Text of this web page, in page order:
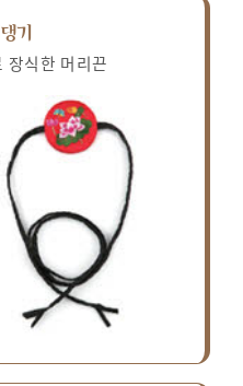
기
장식한 머리끈